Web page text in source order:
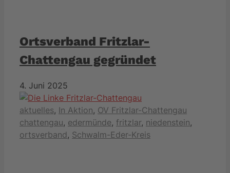
Ortsverband Fritzlar-
Chattengau gegründet
4. Juni 2025
Kategorien
aktuelles, In Aktion, OV Fritzlar-Chattengau
chattengau, edermünde, fritzlar, niedenstein,
ortsverband, Schwalm-Eder-Kreis